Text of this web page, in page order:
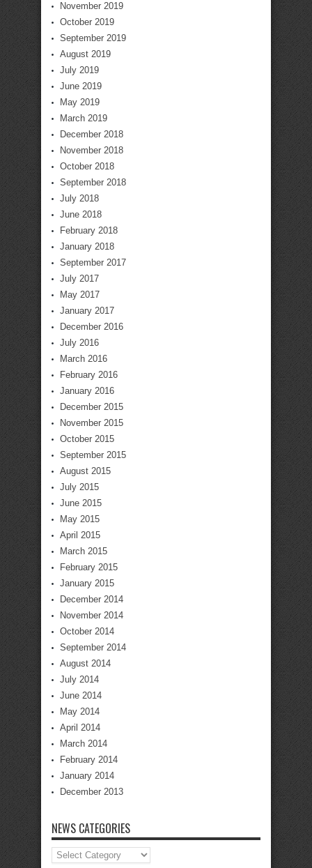
November 2019
October 2019
September 2019
August 2019
July 2019
June 2019
May 2019
March 2019
December 2018
November 2018
October 2018
September 2018
July 2018
June 2018
February 2018
January 2018
September 2017
July 2017
May 2017
January 2017
December 2016
July 2016
March 2016
February 2016
January 2016
December 2015
November 2015
October 2015
September 2015
August 2015
July 2015
June 2015
May 2015
April 2015
March 2015
February 2015
January 2015
December 2014
November 2014
October 2014
September 2014
August 2014
July 2014
June 2014
May 2014
April 2014
March 2014
February 2014
January 2014
December 2013
NEWS CATEGORIES
News
Categories